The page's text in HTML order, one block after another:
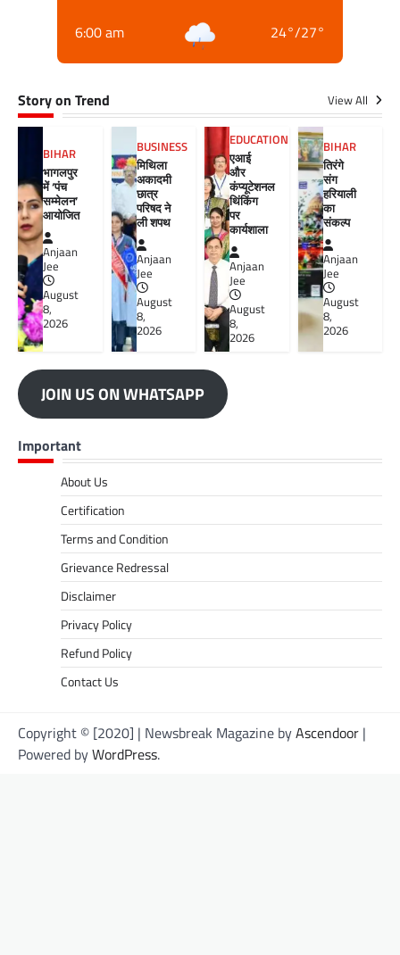
6:00 am 24°/27°
Story on Trend View All
BIHAR
भागलपुर
में ‘पंच
सम्मेलन’
आयोजित
Anjaan
Jee
August
8,
2026
BUSINESS
मिथिला
अकादमी
छात्र
परिषद ने
ली शपथ
Anjaan
Jee
August
8,
2026
EDUCATION
एआई
और
कंप्यूटेशनल
थिंकिंग
पर
कार्यशाला
Anjaan
Jee
August
8,
2026
BIHAR
तिरंगे
संग
हरियाली
का
संकल्प
Anjaan
Jee
August
8,
2026
JOIN US ON WHATSAPP
Important
About Us
Certification
Terms and Condition
Grievance Redressal
Disclaimer
Privacy Policy
Refund Policy
Contact Us
Copyright © [2020] | Newsbreak Magazine byAscendoor |
Powered byWordPress.